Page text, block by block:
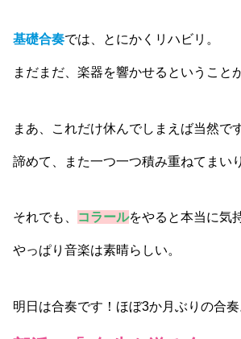
基礎合奏では、とにかくリハビリ。
まだまだ、楽器を響かせるということ
まあ、これだけ休んでしまえば当然です
諦めて、また一つ一つ積み重ねてまい
それでも、 コラールをやると本当に気
やっぱり音楽は素晴らしい。
明日は合奏です！ほぼ3か月ぶりの合奏